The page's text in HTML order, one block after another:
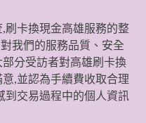
刷卡換現金高雄服務的整
我們的服務品質、安全
分受訪者對高雄刷卡換
,並認為手續費收取合理
到交易過程中的個人資訊